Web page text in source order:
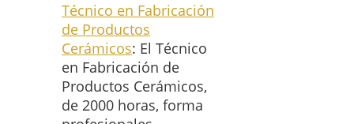
Técnico en Fabricación
de Productos
Cerámicos: El Técnico
en Fabricación de
Productos Cerámicos,
de 2000 horas, forma